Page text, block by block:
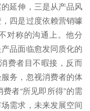
延伸，三是从产品风
四是过度依赖营销噱
对称的沟通上。他分
品面临愈发同质化的
费者目不暇接，反而
务，忽视消费者的体
者“所见即所得”的需
需求，未来发展空间